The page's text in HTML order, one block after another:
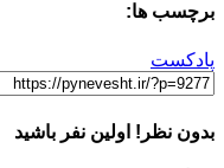
برچسب ها:
پادکست
بدون نظر! اولین نفر باشید